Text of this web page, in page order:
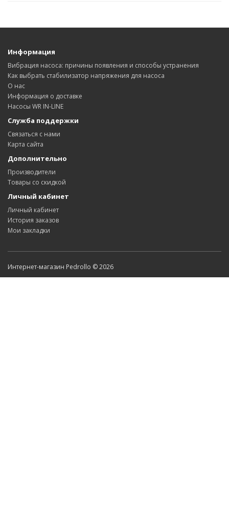
Информация
Вибрация насоса: причины появления и способы устранения
Как выбрать стабилизатор напряжения для насоса
О нас
Информация о доставке
Насосы WR IN-LINE
Служба поддержки
Связаться с нами
Карта сайта
Дополнительно
Производители
Товары со скидкой
Личный кабинет
Личный кабинет
История заказов
Мои закладки
Интернет-магазин Pedrollo © 2026